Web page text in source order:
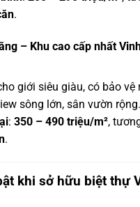
.
– Khu cao cấp nhất
giới siêu giàu, có bảo vệ
sông lớn, sân vườn rộng.
: 350 – 490 triệu/m²,
.
khi sở hữu biệt thự